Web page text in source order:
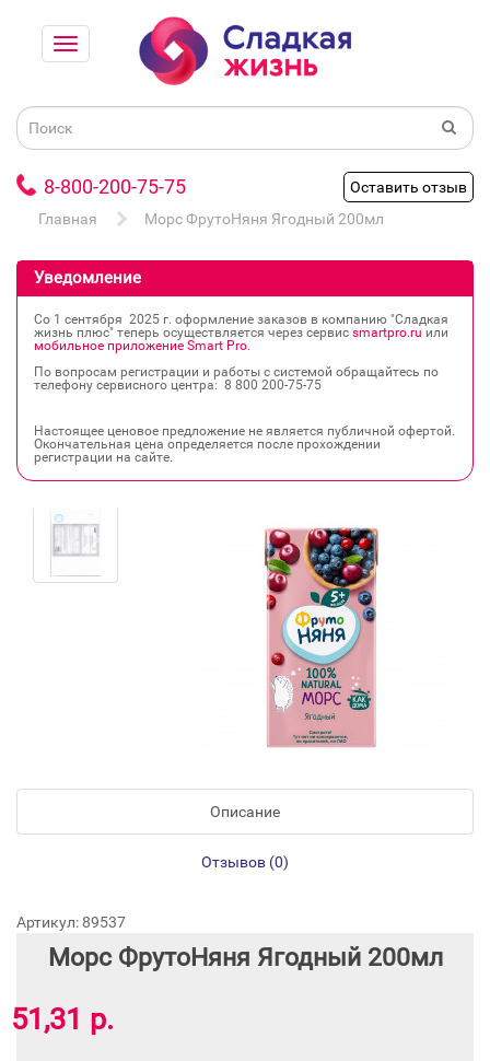
8-800-200-75-75
Оставить отзыв
Главная
Морс ФрутоНяня Ягодный 200мл
Уведомление
Со 1 сентября 2025 г. оформление заказов в компанию "Сладкая
жизнь плюс" теперь осуществляется через сервис smartpro.ru или
мобильное приложение Smart Pro.
По вопросам регистрации и работы с системой обращайтесь по
телефону сервисного центра: 8 800 200‐75‐75
Настоящее ценовое предложение не является публичной офертой.
Окончательная цена определяется после прохождении
регистрации на сайте.
Описание
Отзывов (0)
Артикул: 89537
Морс ФрутоНяня Ягодный 200мл
51,31 р.